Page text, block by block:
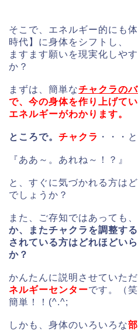
そこで、エネルギー的にも
時代】に身体をシフトし、
ますます願いを現実化しや
か？
まずは、簡単なチャクラの
で、今の身体を作り上げて
エネルギーがわかります。
ところで。 チャクラ ・・・
『ああ～。あれね～！？』
と、すぐに気づかれる方は
でしょうか？
また、ご存知ではあっても、
か、またチャクラを調整す
されている方はどれほどい
か？
かんたんに説明させていただ
ネルギーセンターです。（笑
簡単！！(^.^;
しかも、身体のいろいろな